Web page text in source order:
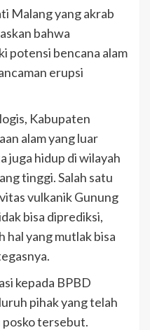
Malang yang akrab
bahwa
potensi bencana alam
erupsi
Kabupaten
alam yang luar
juga hidup di wilayah
tinggi. Salah satu
vulkanik Gunung
bisa diprediksi,
hal yang mutlak bisa
kepada BPBD
pihak yang telah
posko tersebut.